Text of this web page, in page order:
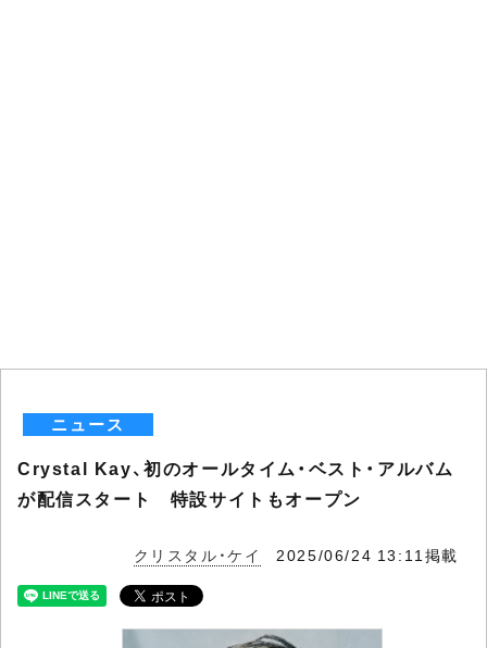
ニュース
Crystal Kay、初のオールタイム・ベスト・アルバム
が配信スタート 特設サイトもオープン
クリスタル・ケイ 2025/06/24 13:11掲載